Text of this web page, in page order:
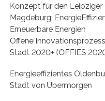
Konzept für den Leipziger
Magdeburg:
Erneuerbare Energien
Offene
Stadt 2020+ (OFFIES
Energieeffizientes
Stadt von Übermorgen